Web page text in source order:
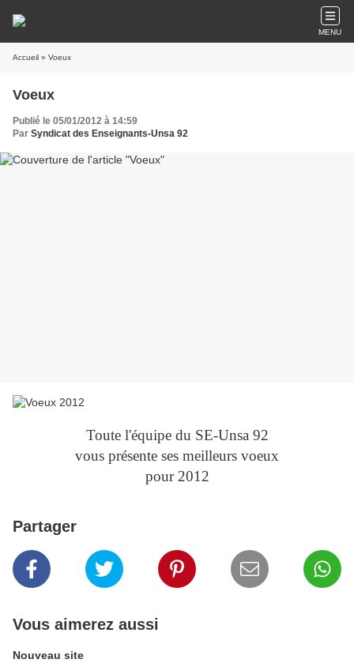
MENU
Accueil » Voeux
Voeux
Publié le 05/01/2012 à 14:59
Par Syndicat des Enseignants-Unsa 92
Toute l'équipe du SE-Unsa 92
vous présente ses meilleurs voeux
pour 2012
Partager
Vous aimerez aussi
Nouveau site